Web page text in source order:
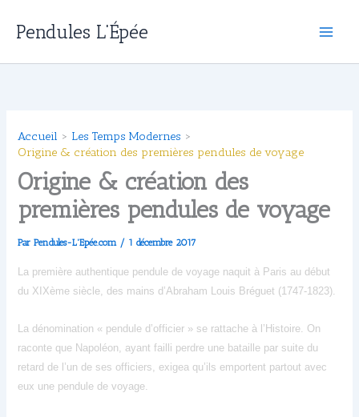
Pendules L'Épée
Accueil
Les Temps Modernes
Origine & création des premières pendules de voyage
Origine & création des
premières pendules de voyage
ParPendules-L'Epée.com / 1 décembre 2017
La première authentique pendule de voyage naquit à Paris au début
du XIXème siècle, des mains d’Abraham Louis Bréguet (1747-1823).
La dénomination « pendule d’officier » se rattache à l’Histoire. On
raconte que Napoléon, ayant failli perdre une bataille par suite du
retard de l’un de ses officiers, exigea qu’ils emportent partout avec
eux une pendule de voyage.